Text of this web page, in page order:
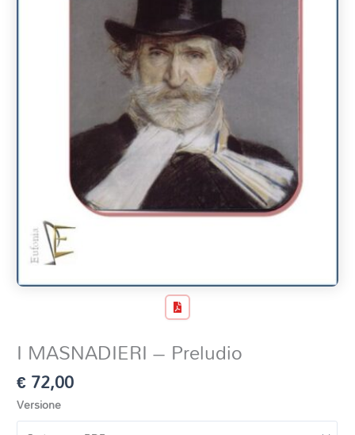
I MASNADIERI – Preludio
€72,00
Versione